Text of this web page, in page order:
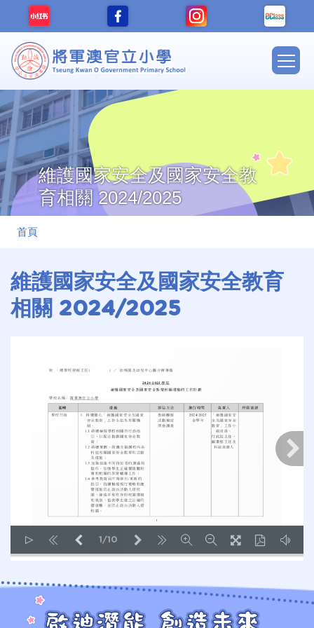
移至主內容
Main
維護國家安全及國家安全教
育相關 2024/2025
導
連
結
首頁
維護國家安全及國家安全教育
相關 2024/2025
LOADING PAGES 100% ...
1/10